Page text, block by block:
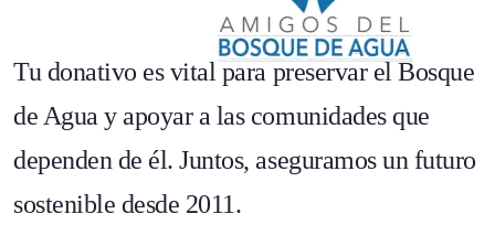
Tu donativo es vital para preservar el Bosque
de Agua y apoyar a las comunidades que
dependen de él.Juntos, aseguramos un futuro
sostenible desde 2011.